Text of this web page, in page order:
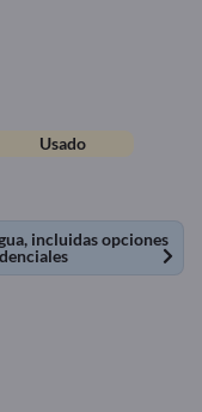
Usado
incluidas opciones